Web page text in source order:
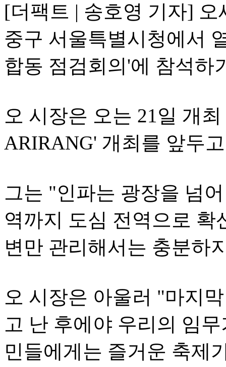
[더팩트 | 송호영 기자]
중구 서울특별시청에서
합동 점검회의'에 참석하
오 시장은 오는 21일 개
ARIRANG' 개최를 앞두
그는 "인파는 광장을 넘
역까지 도심 전역으로
변만 관리해서는 충분하
오 시장은 아울러 "마지
고 난 후에야 우리의 임
민들에게는 즐거운 축제